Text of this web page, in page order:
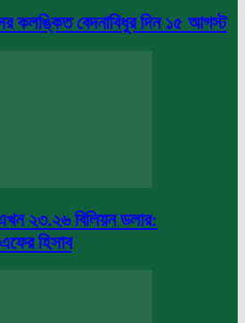
কলঙ্কিত বেদনাবিধুর দিন ১৫ আগস্ট
২৩.২৬ বিলিয়ন ডলার:
হিসাব